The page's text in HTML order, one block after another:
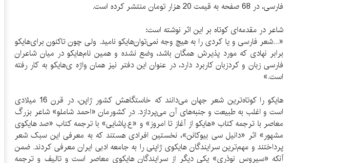
فارسی، در 68 صفحه به قیمت 20 هزار تومان منتشر کرده است.
شاعر در مقدمه‌ای کوتاه بر این اثر نوشته است:
«...شعر فارسی و یا کردی را به هیچ وجه نمی‌توان‌هایکو نامید. ولی چون تاکنون برای‌هایکو
برابر نهادی که مورد پذیرش همگان باشد، وضع نشده و همین نام‌هایکو در میان شاعران
فارسی زبان و کردزبان کاربرد دارد، در عنوان این دفتر نیز همان واژه ی‌هایکو به کار رفته
است.»
هایکو را کوتاه‌ترین شعر جهان می‌دانند که خاستگاهش کشور ژاپن، در قرن 16 میلادی
است و اغلب به طبیعت و جنبه‌های آن می‌پردازد. در کشورمان «احمد شاملو» شاعر بزرگ
معاصر با ترجمه کتاب «هایکو از آغاز تا امروز» و «ع.پاشایی» با ترجمه کتاب «صد‌ هایکوی
مشهور» اثر «دانیل سی‌ بیوکانن»، نخستین افرادی هستند که به معرفی این سبک شعر
پرداختند و مهم‌ترین سرایندگان‌ هایکوی ژاپنی را به جامعه ادبی ایران معرفی کردند. ضمن
آنکه «سیروس نوذری» یکی دیگر از سرایندگان‌ هایکوی معاصر است و تالیف و ترجمه